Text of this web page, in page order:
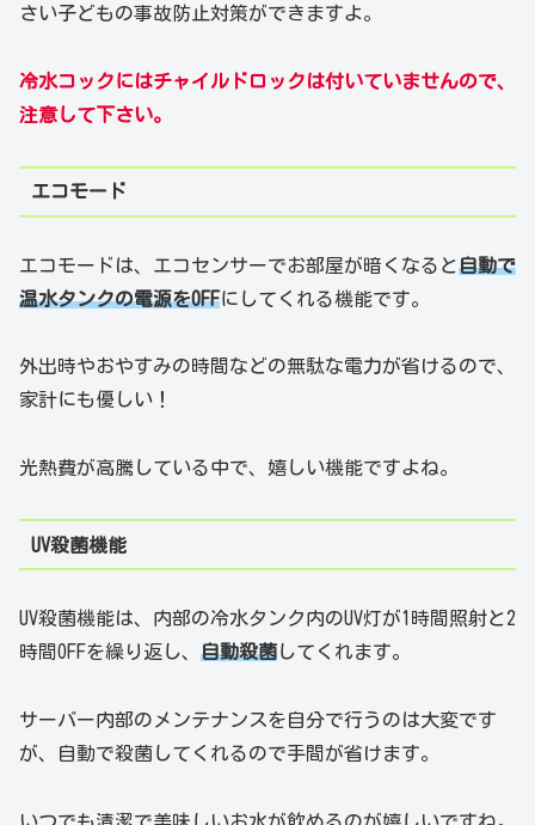
さい子どもの事故防止対策ができますよ。
冷水コックにはチャイルドロックは付いていませんので、
注意して下さい。
エコモード
エコモードは、エコセンサーでお部屋が暗くなると自動で
温水タンクの電源をOFFにしてくれる機能です。
外出時やおやすみの時間などの無駄な電力が省けるので、
家計にも優しい！
光熱費が高騰している中で、嬉しい機能ですよね。
UV殺菌機能
UV殺菌機能は、内部の冷水タンク内のUV灯が1時間照射と2
時間OFFを繰り返し、 自動殺菌してくれます。
サーバー内部のメンテナンスを自分で行うのは大変です
が、自動で殺菌してくれるので手間が省けます。
いつでも清潔で美味しいお水が飲めるのが嬉しいですね。